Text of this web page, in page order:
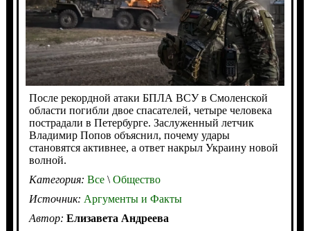
После рекордной атаки БПЛА ВСУ в Смоленской
области погибли двое спасателей, четыре человека
пострадали в Петербурге. Заслуженный летчик
Владимир Попов объяснил, почему удары
становятся активнее, а ответ накрыл Украину новой
волной.
Категория: Все\Общество
Источник: Аргументы и Факты
Автор: Елизавета Андреева